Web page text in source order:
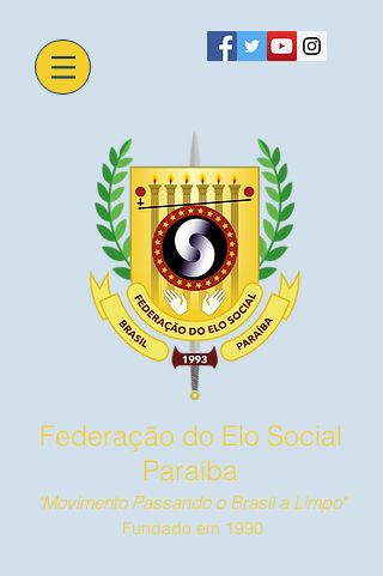
Federação do Elo Social
Paraíba
"Movimento Passando o Brasil a Limpo"
Fundado em 1990